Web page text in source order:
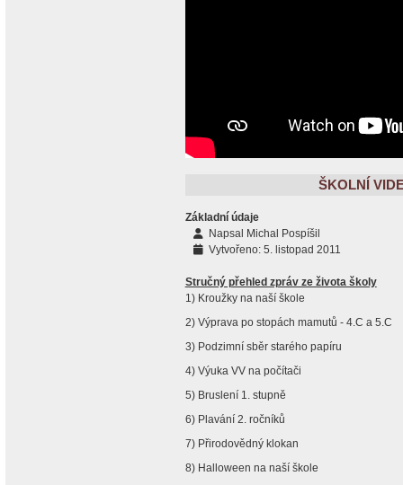
ŠKOLNÍ
Základní údaje
Napsal Michal Pospíšil
Vytvořeno: 5. listopad 2011
Stručný přehled zpráv ze života školy
1) Kroužky na naší škole
2) Výprava po stopách mamutů - 4.C a 5.C
3) Podzimní sběr starého papíru
4) Výuka VV na počítači
5) Bruslení 1. stupně
6) Plavání 2. ročníků
7) Přirodovědný klokan
8) Halloween na naší škole